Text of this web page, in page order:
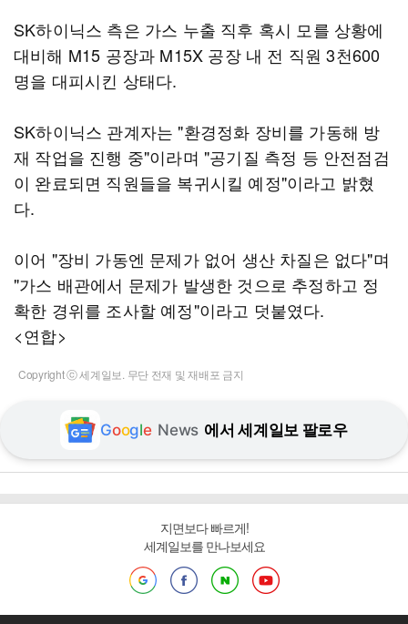
SK하이닉스 측은 가스 누출 직후 혹시 모를 상황에
대비해 M15 공장과 M15X 공장 내 전 직원 3천600
명을 대피시킨 상태다.
SK하이닉스 관계자는 "환경정화 장비를 가동해 방
재 작업을 진행 중"이라며 "공기질 측정 등 안전점검
이 완료되면 직원들을 복귀시킬 예정"이라고 밝혔
다.
이어 "장비 가동엔 문제가 없어 생산 차질은 없다"며
"가스 배관에서 문제가 발생한 것으로 추정하고 정
확한 경위를 조사할 예정"이라고 덧붙였다.
<연합>
Copyright ⓒ 세계일보. 무단 전재 및 재배포 금지
Google News 에서 세계일보 팔로우
지면보다 빠르게!
세계일보를 만나보세요